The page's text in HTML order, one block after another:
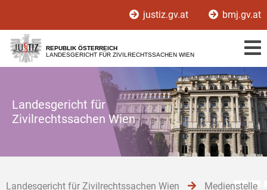
[1]
[2]
[3]
justiz.gv.at bmj.gv.at
REPUBLIK ÖSTERREICH
LANDESGERICHT FÜR ZIVILRECHTSSACHEN WIEN
Landesgericht für
Zivilrechtssachen Wien
Landesgericht für Zivilrechtssachen Wien
Medienstelle